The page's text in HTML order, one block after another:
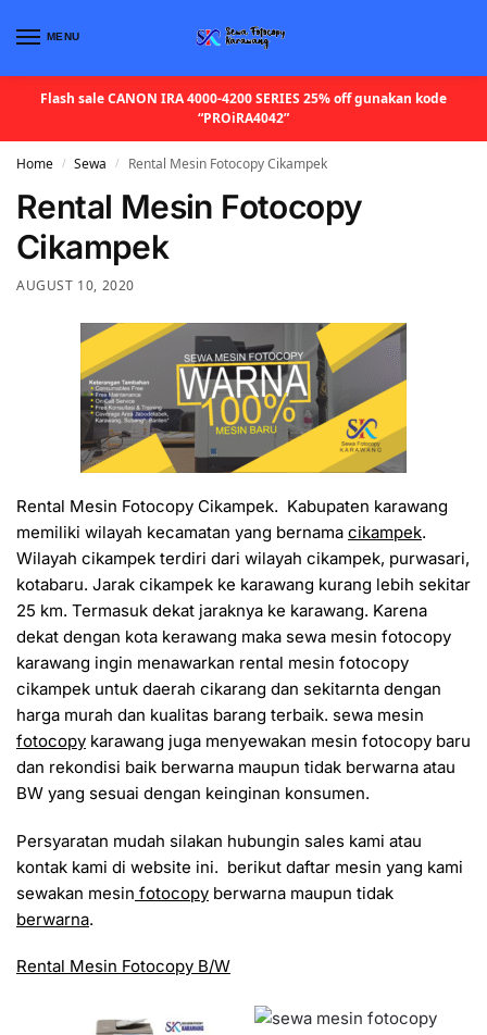
MENU
Flash sale CANON IRA 4000-4200 SERIES 25% off gunakan kode
“PROiRA4042”
Home / Sewa / Rental Mesin Fotocopy Cikampek
Rental Mesin Fotocopy
Cikampek
AUGUST 10, 2020
Rental Mesin Fotocopy Cikampek. Kabupaten karawang
memiliki wilayah kecamatan yang bernama cikampek.
Wilayah cikampek terdiri dari wilayah cikampek, purwasari,
kotabaru. Jarak cikampek ke karawang kurang lebih sekitar
25 km. Termasuk dekat jaraknya ke karawang. Karena
dekat dengan kota kerawang maka sewa mesin fotocopy
karawang ingin menawarkan rental mesin fotocopy
cikampek untuk daerah cikarang dan sekitarnta dengan
harga murah dan kualitas barang terbaik. sewa mesin
fotocopy karawang juga menyewakan mesin fotocopy baru
dan rekondisi baik berwarna maupun tidak berwarna atau
BW yang sesuai dengan keinginan konsumen.
Persyaratan mudah silakan hubungin sales kami atau
kontak kami di website ini. berikut daftar mesin yang kami
sewakan mesin fotocopy berwarna maupun tidak
berwarna.
Rental Mesin Fotocopy B/W